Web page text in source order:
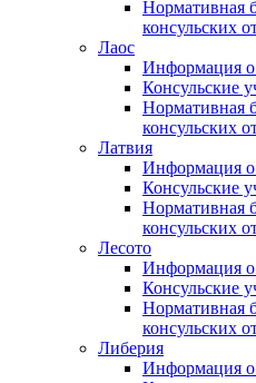
Нормативная
консульских
Лаос
Информация о
Консульские
Нормативная
консульских
Латвия
Информация о
Консульские
Нормативная
консульских
Лесото
Информация о
Консульские
Нормативная
консульских
Либерия
Информация о